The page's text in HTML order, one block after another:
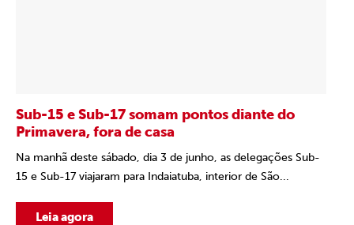
Sub-15 e Sub-17 somam pontos diante do
Primavera, fora de casa
Na manhã deste sábado, dia 3 de junho, as delegações Sub-
15 e Sub-17 viajaram para Indaiatuba, interior de São...
Leia agora